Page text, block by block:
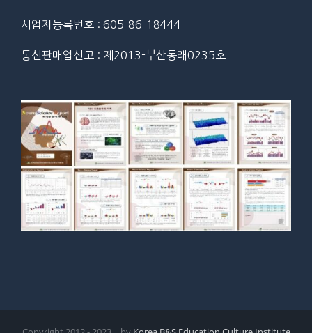
사업자등록번호 : 605-86-18444
통신판매업신고 : 제2013-부산동래0235호